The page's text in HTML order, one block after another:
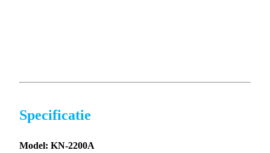
Specificatie
Model: KN-2200A